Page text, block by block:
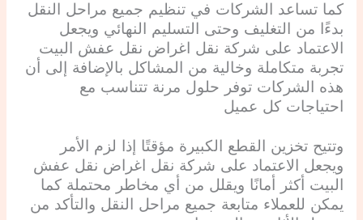
كما تساعد الشركات في تنظيم جميع مراحل النقل
بدءًا من التغليف وحتى التسليم النهائي ويجعل
الاعتماد على شركة نقل اغراض نقل عفش البيت
تجربة متكاملة وخالية من المشاكل بالإضافة إلى أن
هذه الشركات توفر حلول مرنة تتناسب مع
احتياجات كل عميل
وتتيح تخزين القطع الكبيرة مؤقتًا إذا لزم الأمر
ويجعل الاعتماد على شركة نقل اغراض نقل عفش
البيت أكثر أمانًا ويقلل من أي مخاطر محتملة كما
يمكن للعملاء متابعة جميع مراحل النقل والتأكد من